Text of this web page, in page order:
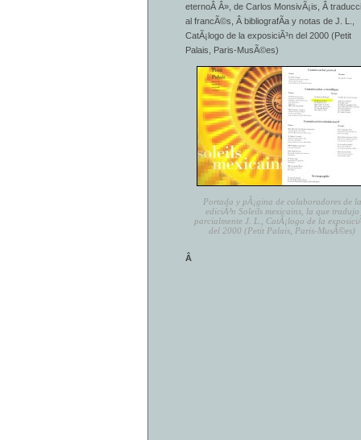
eternoÂ Â», de Carlos MonsivÃ¡is, Â
al francÃ©s, Â bibliografÃ­a y notas de J. L.,
CatÃ¡logo de la exposiciÃ³n del 2000 (Petit
Palais, Paris-MusÃ©es)
Portada y pÃ¡gina de colaboradores de la
ediciÃ³n Soleils mexicains, la que tradujo
parcialmente J. L., CatÃ¡logo de la
del 2000 (Petit Palais, Paris-MusÃ©es)
Â